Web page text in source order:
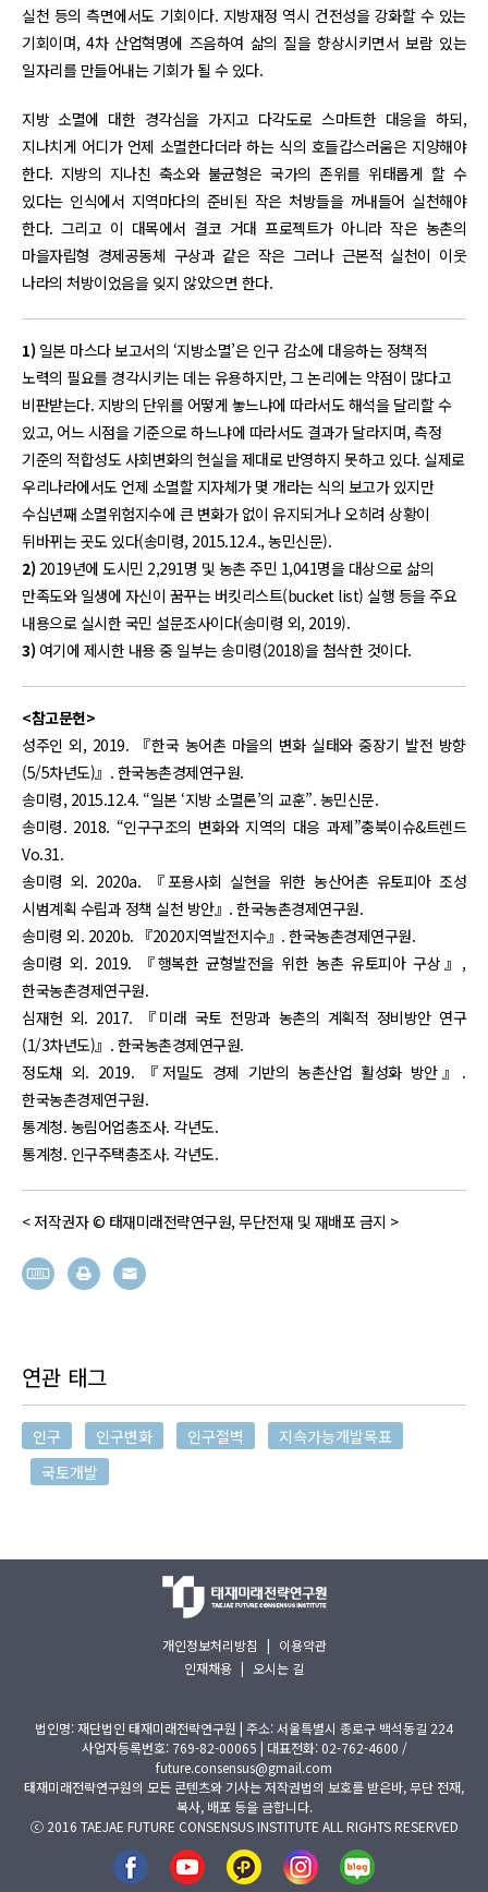
실천 등의 측면에서도 기회이다. 지방재정 역시 건전성을 강화할 수 있는
기회이며, 4차 산업혁명에 즈음하여 삶의 질을 향상시키면서 보람 있는
일자리를 만들어내는 기회가 될 수 있다.
지방 소멸에 대한 경각심을 가지고 다각도로 스마트한 대응을 하되,
지나치게 어디가 언제 소멸한다더라 하는 식의 호들갑스러움은 지양해야
한다. 지방의 지나친 축소와 불균형은 국가의 존위를 위태롭게 할 수
있다는 인식에서 지역마다의 준비된 작은 처방들을 꺼내들어 실천해야
한다. 그리고 이 대목에서 결코 거대 프로젝트가 아니라 작은 농촌의
마을자립형 경제공동체 구상과 같은 작은 그러나 근본적 실천이 이웃
나라의 처방이었음을 잊지 않았으면 한다.
1) 일본 마스다 보고서의 ‘지방소멸’은 인구 감소에 대응하는 정책적
노력의 필요를 경각시키는 데는 유용하지만, 그 논리에는 약점이 많다고
비판받는다. 지방의 단위를 어떻게 놓느냐에 따라서도 해석을 달리할 수
있고, 어느 시점을 기준으로 하느냐에 따라서도 결과가 달라지며, 측정
기준의 적합성도 사회변화의 현실을 제대로 반영하지 못하고 있다. 실제로
우리나라에서도 언제 소멸할 지자체가 몇 개라는 식의 보고가 있지만
수십년째 소멸위험지수에 큰 변화가 없이 유지되거나 오히려 상황이
뒤바뀌는 곳도 있다(송미령, 2015.12.4., 농민신문).
2) 2019년에 도시민 2,291명 및 농촌 주민 1,041명을 대상으로 삶의
만족도와 일생에 자신이 꿈꾸는 버킷리스트(bucket list) 실행 등을 주요
내용으로 실시한 국민 설문조사이다(송미령 외, 2019).
3) 여기에 제시한 내용 중 일부는 송미령(2018)을 첨삭한 것이다.
<참고문헌>
성주인 외, 2019. 『한국 농어촌 마을의 변화 실태와 중장기 발전 방향
(5/5차년도)』. 한국농촌경제연구원.
송미령, 2015.12.4. “일본 ‘지방 소멸론’의 교훈”. 농민신문.
송미령. 2018. “인구구조의 변화와 지역의 대응 과제”충북이슈&트렌드
Vo.31.
송미령 외. 2020a. 『포용사회 실현을 위한 농산어촌 유토피아 조성
시범계획 수립과 정책 실천 방안』. 한국농촌경제연구원.
송미령 외. 2020b. 『2020지역발전지수』. 한국농촌경제연구원.
송미령 외. 2019. 『행복한 균형발전을 위한 농촌 유토피아 구상』,
한국농촌경제연구원.
심재헌 외. 2017. 『미래 국토 전망과 농촌의 계획적 정비방안 연구
(1/3차년도)』. 한국농촌경제연구원.
정도채 외. 2019. 『저밀도 경제 기반의 농촌산업 활성화 방안』.
한국농촌경제연구원.
통계청. 농림어업총조사. 각년도.
통계청. 인구주택총조사. 각년도.
< 저작권자 © 태재미래전략연구원, 무단전재 및 재배포 금지 >
연관 태그
인구 인구변화 인구절벽
지속가능개발목표
국토개발
개인정보처리방침 | 이용약관
인재채용 | 오시는 길
법인명: 재단법인 태재미래전략연구원 | 주소: 서울특별시 종로구 백석동길 224
사업자등록번호: 769-82-00065 | 대표전화: 02-762-4600 /
future.consensus@gmail.com
태재미래전략연구원의 모든 콘텐츠와 기사는 저작권법의 보호를 받은바, 무단 전재,
복사, 배포 등을 금합니다.
ⓒ 2016 TAEJAE FUTURE CONSENSUS INSTITUTE ALL RIGHTS RESERVED